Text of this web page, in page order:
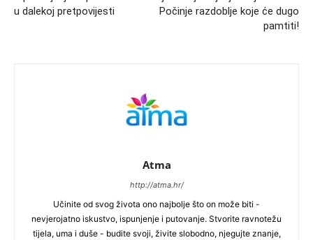
u dalekoj pretpovijesti
Počinje razdoblje koje će dugo
pamtiti!
Atma
http://atma.hr/
Učinite od svog života ono najbolje što on može biti -
nevjerojatno iskustvo, ispunjenje i putovanje. Stvorite ravnotežu
tijela, uma i duše - budite svoji, živite slobodno, njegujte znanje,